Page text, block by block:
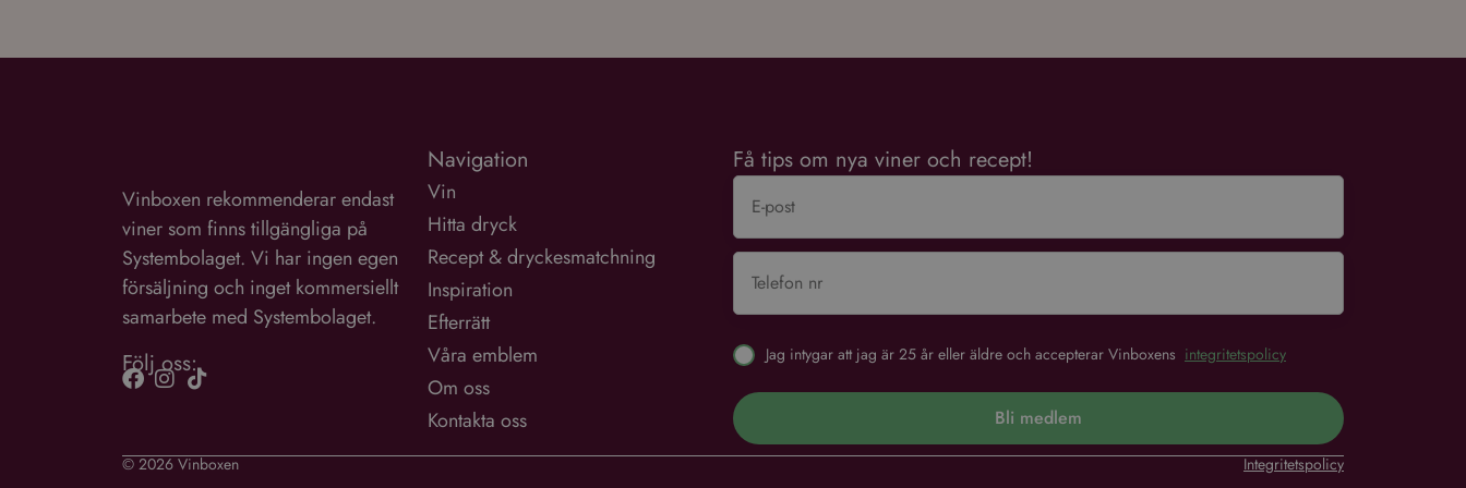
Vinboxen rekommenderar endast
viner som finns tillgängliga på
Systembolaget. Vi har ingen egen
försäljning och inget kommersiellt
samarbete med Systembolaget.
Följ oss:
Navigation
Vin
Hitta dryck
Recept & dryckesmatchning
Inspiration
Efterrätt
Våra emblem
Om oss
Kontakta oss
Få tips om nya viner och recept!
Jag intygar att jag är 25 år eller äldre och accepterar Vinboxens integritetspolicy
Bli medlem
© 2026 Vinboxen Integritetspolicy